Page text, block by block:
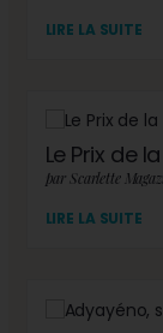
LIRE LA SUITE
Le Prix de
LIRE LA SUITE